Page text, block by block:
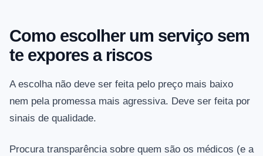
Como escolher um serviço sem
te expores a riscos
A escolha não deve ser feita pelo preço mais baixo
nem pela promessa mais agressiva. Deve ser feita por
sinais de qualidade.
Procura transparência sobre quem são os médicos (e a